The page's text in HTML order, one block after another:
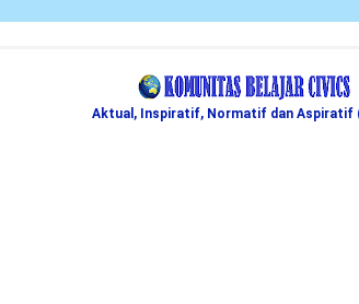
Aktual, Inspiratif, Normatif dan Aspiratif